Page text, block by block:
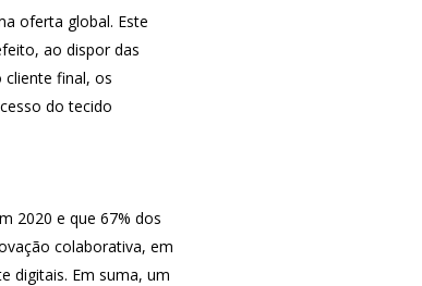
oferta global. Este
ao dispor das
final, os
do tecido
2020 e que 67% dos
colaborativa, em
digitais. Em suma, um